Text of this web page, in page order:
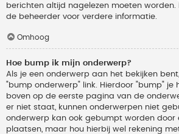
berichten altijd nagelezen moeten
de beheerder voor verdere informatie.
Omhoog
Hoe bump ik mijn onderwerp?
Als je een onderwerp aan het bekijken
"bump onderwerp" link. Hierdoor "bump" je
boven op de eerste pagina van de
er niet staat, kunnen onderwerpen niet
onderwerp kan ook gebumpt worden door
plaatsen, maar hou hierbij wel rekening